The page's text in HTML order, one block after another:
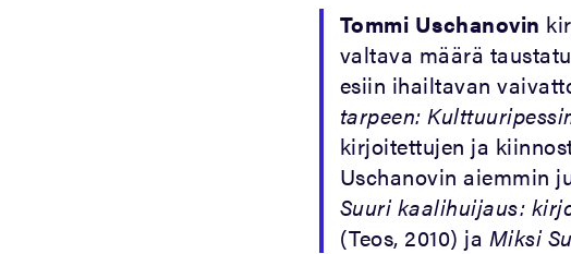
Tommi Uschanovin
valtava määrä
esiin ihailtavan
tarpeen:
kirjoitettujen ja
Uschanovin aiemmin
Suuri kaalihuijaus:
(Teos, 2010) ja Miksi